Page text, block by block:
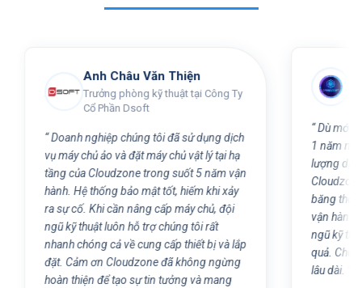
Anh Châu Văn Thiện
Trưởng phòng kỹ thuật tại Công Ty
Cổ Phần Dsoft
nghiệp chúng tôi đã sử dụng dịch
máy chủ ảo và đặt máy chủ vật lý tại hạ
của Cloudzone trong suốt 5 năm vận
Hệ thống bảo mật tốt, hiếm khi xảy
sự cố. Khi cần nâng cấp máy chủ, đội
kỹ thuật luôn hỗ trợ chúng tôi rất
chóng cả về cung cấp thiết bị và lắp
Cảm ơn Cloudzone đã không ngừng
thiện để tạo sự tin tưởng và mang
Anh
CTO
Dù mới trở thành
1 năm nay, nhưng
lượng dịch vụ đặt
Cloudzone. Hạ tầng
băng thông cao,
vận hành của
ngũ kỹ thuật xử lý
quả. Chúng tôi rất